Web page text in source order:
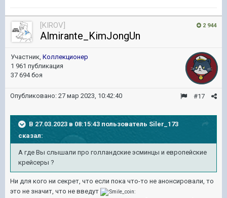
2 944
[KIROV]
Almirante_KimJongUn
Участник, Коллекционер
1 961 публикация
37 694 боя
#17
Опубликовано: 27 мар 2023, 10:42:40
В 27.03.2023 в 08:15:43 пользователь Siler_173
сказал:
А где Вы слышали про голландские эсминцы и европейские
крейсеры ?
Ни для кого ни секрет, что если пока что-то не анонсировали, то
это не значит, что не введут